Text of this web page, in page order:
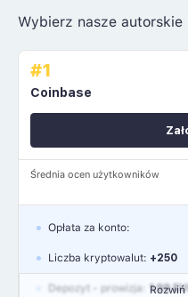
Wybierz nasze autorskie
#1
Coinbase
Średnia ocen użytkowników
Rozwiń
Opłata za konto:
Liczba kryptowalut: +250
Depozyt - prowizja: 1.99